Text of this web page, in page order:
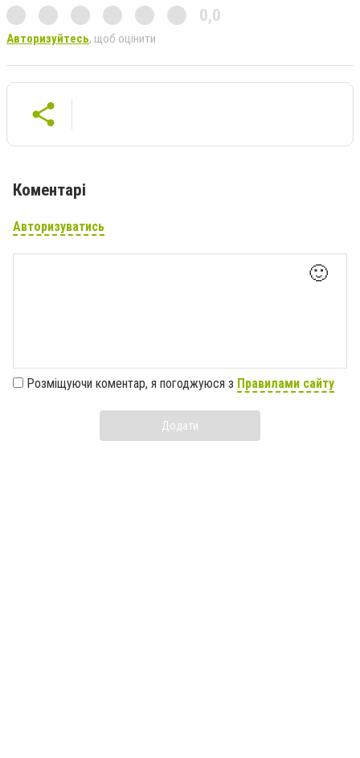
0,0
Авторизуйтесь, щоб оцінити
Коментарі
Авторизуватись
🙂
Розміщуючи коментар, я погоджуюся з Правилами сайту
Додати